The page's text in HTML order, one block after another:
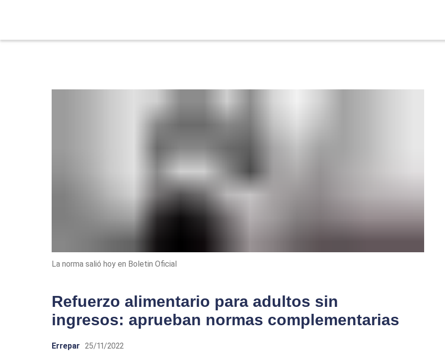
La norma salió hoy en Boletin Oficial
Refuerzo alimentario para adultos sin
ingresos: aprueban normas complementarias
Errepar 25/11/2022